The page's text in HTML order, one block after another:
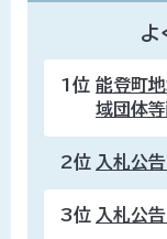
よ
1位 能登町
域団体等
2位 入札公
3位 入札公